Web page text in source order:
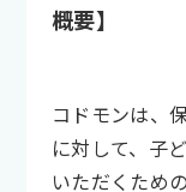
概要】
コドモンは、
に対して、子
いただくため